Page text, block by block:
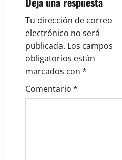
a
v
i
g
a
Tu dirección de correo
electrónico no será
publicada. Los campos
obligatorios están
marcados con *
Comentario *